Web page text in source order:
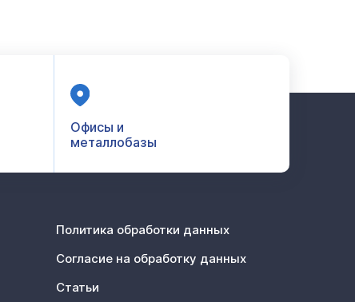
Офисы и
металлобазы
Политика обработки данных
Согласие на обработку данных
Статьи